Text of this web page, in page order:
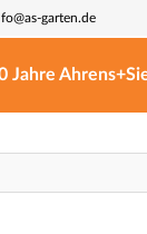
garten.de
Jahre